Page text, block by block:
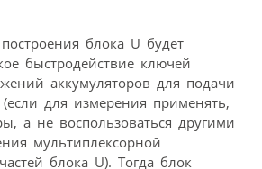
блока U будет
быстродействие ключей
аккумуляторов для подачи
для измерения применять,
а не воспользоваться другими
мультиплексорной
блока U). Тогда блок